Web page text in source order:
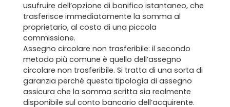
usufruire dell’opzione di bonifico istantaneo, che
trasferisce immediatamente la somma al
proprietario, al costo di una piccola
commissione.
Assegno circolare non trasferibile: il secondo
metodo più comune è quello dell’assegno
circolare non trasferibile. Si tratta di una sorta di
garanzia perché questa tipologia di assegno
assicura che la somma scritta sia realmente
disponibile sul conto bancario dell’acquirente.